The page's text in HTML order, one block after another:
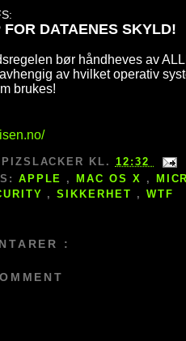
DATAENES SKYLD!
bør håndheves av
av hvilket operativ
brukes!
PIZSLACKER KL. 12:32
APPLE , MAC OS X ,
,SIKKERHET , WTF
: